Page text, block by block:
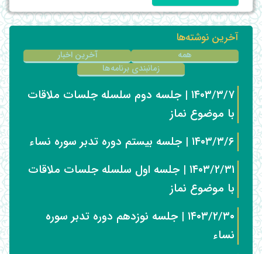
آخرین نوشته‌ها
همه
آخرین اخبار
زمانبندی برنامه‌ها
۱۴۰۳/۳/۷ | جلسه دوم سلسله جلسات ملاقات
با موضوع نماز
۱۴۰۳/۳/۶ | جلسه بیستم دوره تدبر سوره نساء
۱۴۰۳/۲/۳۱ | جلسه اول سلسله جلسات ملاقات
با موضوع نماز
۱۴۰۳/۲/۳۰ | جلسه نوزدهم دوره تدبر سوره
نساء